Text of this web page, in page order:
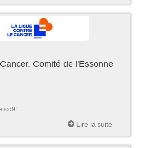
Comité de l'Essonne
cd91
Lire la suite